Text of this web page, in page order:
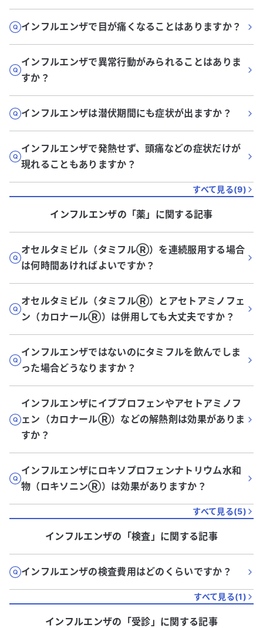
インフルエンザで目が痛くなることはありますか？
インフルエンザで異常行動がみられることはありま
すか？
インフルエンザは潜伏期間にも症状が出ますか？
インフルエンザで発熱せず、頭痛などの症状だけが
現れることもありますか？
すべて見る(9)
インフルエンザの「薬」に関する記事
オセルタミビル（タミフルⓇ）を連続服用する場合
は何時間あければよいですか？
オセルタミビル（タミフルⓇ）とアセトアミノフェ
ン（カロナールⓇ）は併用しても大丈夫ですか？
インフルエンザではないのにタミフルを飲んでしま
った場合どうなりますか？
インフルエンザにイブプロフェンやアセトアミノフ
ェン（カロナールⓇ️）などの解熱剤は効果がありま
すか？
インフルエンザにロキソプロフェンナトリウム水和
物（ロキソニンⓇ）は効果がありますか？
すべて見る(5)
インフルエンザの「検査 」に関する記事
インフルエンザの検査費用はどのくらいですか？
すべて見る(1)
インフルエンザの「受診 」に関する記事